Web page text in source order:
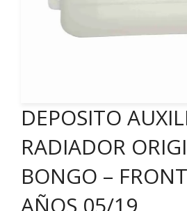
DEPOSITO
RADIADOR
BONGO –
AÑOS 05/19